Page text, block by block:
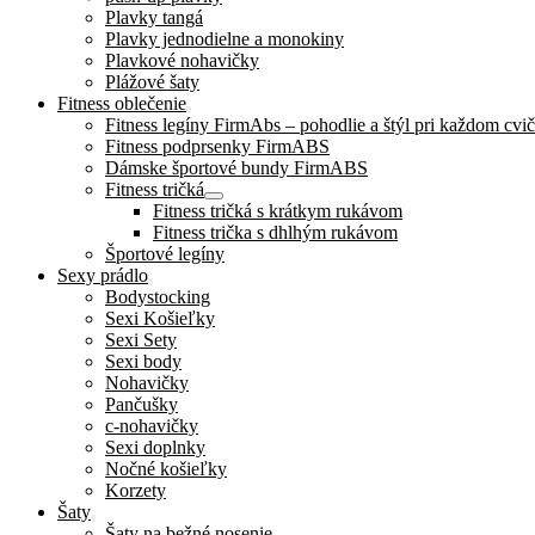
Plavky tangá
Plavky jednodielne a monokiny
Plavkové nohavičky
Plážové šaty
Fitness oblečenie
Fitness legíny FirmAbs – pohodlie a štýl pri každom
Fitness podprsenky FirmABS
Dámske športové bundy FirmABS
Fitness tričká
Fitness tričká s krátkym rukávom
Fitness trička s dhlhým rukávom
Športové legíny
Sexy prádlo
Bodystocking
Sexi Košieľky
Sexi Sety
Sexi body
Nohavičky
Pančušky
c-nohavičky
Sexi doplnky
Nočné košieľky
Korzety
Šaty